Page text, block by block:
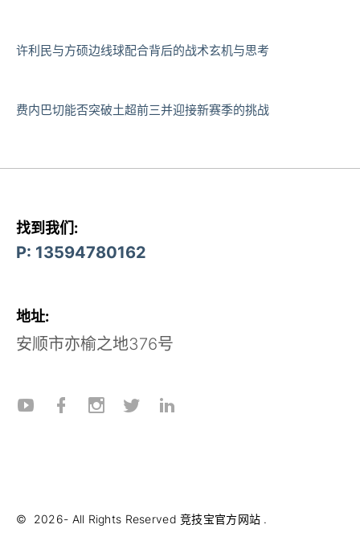
许利民与方硕边线球配合背后的战术玄机与思考
费内巴切能否突破土超前三并迎接新赛季的挑战
找到我们:
P: 13594780162
地址:
安顺市亦榆之地376号
© 2026- All Rights Reserved竞技宝官方网站 .